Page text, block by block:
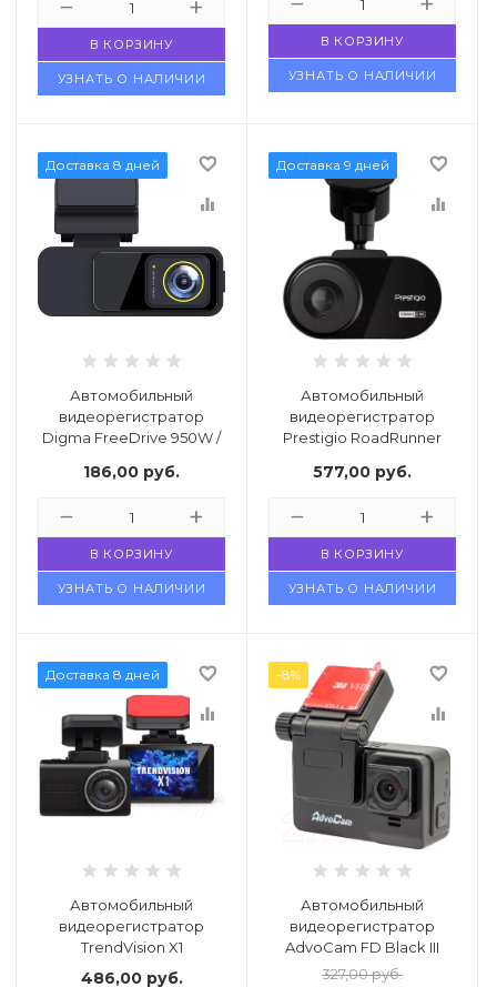
В КОРЗИНУ
УЗНАТЬ О НАЛИЧИИ
В КОРЗИНУ
УЗНАТЬ О НАЛИЧИИ
Доставка 8 дней
favorite_border
equalizer
Автомобильный
видеорегистратор
Digma FreeDrive 950W /
186,00 руб.
В КОРЗИНУ
УЗНАТЬ О НАЛИЧИИ
Доставка 9 дней
favorite_border
equalizer
Автомобильный
видеорегистратор
Prestigio RoadRunner
577,00 руб.
В КОРЗИНУ
УЗНАТЬ О НАЛИЧИИ
Доставка 8 дней
favorite_border
equalizer
Автомобильный
видеорегистратор
TrendVision X1
486,00 руб.
-8%
favorite_border
equalizer
Автомобильный
видеорегистратор
AdvoCam FD Black III
327,00руб.